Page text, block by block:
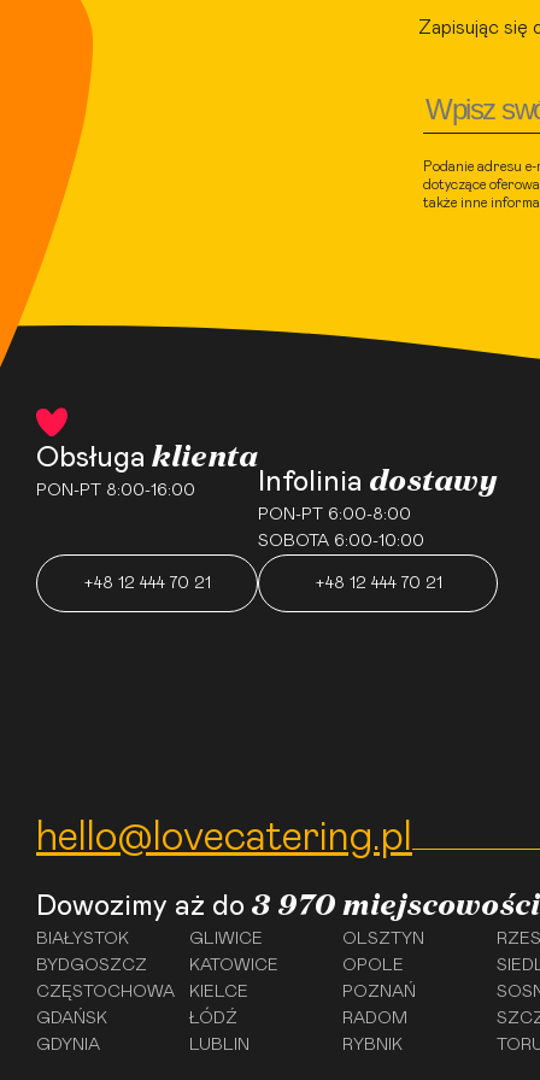
Zapisując się
Podanie adresu
dotyczące
także inne
Obsługa klienta
PON-PT 8:00-16:00
+48 12 444 70 21
Infolinia dostawy
PON-PT 6:00-8:00
SOBOTA 6:00-10:00
+48 12 444 70 21
hello@lovecatering.pl
Dowozimy aż do 3 970
BIAŁYSTOK
BYDGOSZCZ
CZĘSTOCHOWA
GDAŃSK
GDYNIA
GLIWICE
KATOWICE
KIELCE
ŁÓDŹ
LUBLIN
OLSZTYN
OPOLE
POZNAŃ
RADOM
RYBNIK